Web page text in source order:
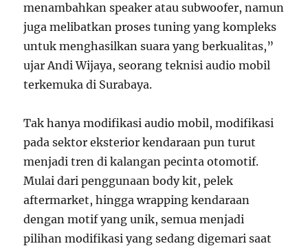
menambahkan speaker atau subwoofer, namun
juga melibatkan proses tuning yang kompleks
untuk menghasilkan suara yang berkualitas,”
ujar Andi Wijaya, seorang teknisi audio mobil
terkemuka di Surabaya.
Tak hanya modifikasi audio mobil, modifikasi
pada sektor eksterior kendaraan pun turut
menjadi tren di kalangan pecinta otomotif.
Mulai dari penggunaan body kit, pelek
aftermarket, hingga wrapping kendaraan
dengan motif yang unik, semua menjadi
pilihan modifikasi yang sedang digemari saat